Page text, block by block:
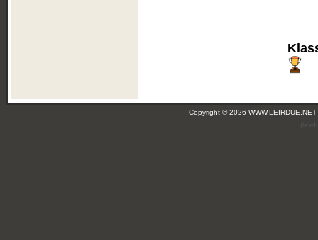
Copyright © 2026